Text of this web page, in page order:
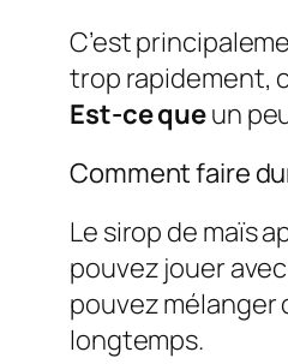
C’est
trop rapidement,
Est-ce queun
Comment faire
Le sirop de maïs
pouvez jouer
pouvez mélanger
longtemps.